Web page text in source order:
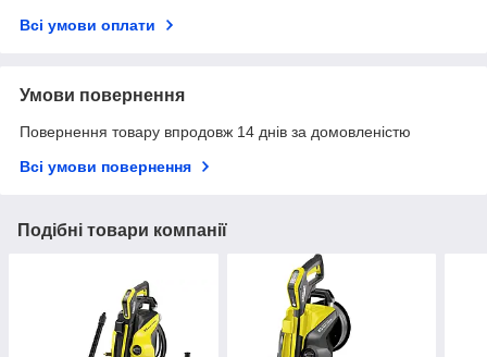
Всі умови оплати
Умови повернення
Повернення товару впродовж 14 днів за домовленістю
Всі умови повернення
Подібні товари компанії